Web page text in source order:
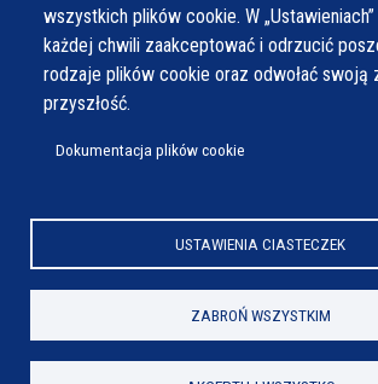
wszystkich plików cookie. W
każdej chwili zaakceptować i odrzucić
rodzaje plików cookie oraz odwołać swoją
przyszłość.
Dokumentacja plików cookie
USTAWIENIA CIASTECZEK
ZABROŃ WSZYSTKIM
© Wszystkie prawa zastrzeżone,Gmina